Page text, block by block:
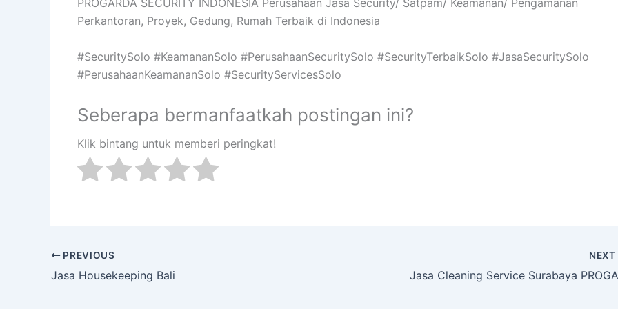
PROGARDA SECURITY INDONESIA Perusahaan Jasa Security/ Satpam/ Keamanan/ Pengamanan
Perkantoran, Proyek, Gedung, Rumah Terbaik di Indonesia
#SecuritySolo #KeamananSolo #PerusahaanSecuritySolo #SecurityTerbaikSolo #JasaSecuritySolo
#PerusahaanKeamananSolo #SecurityServicesSolo
Seberapa bermanfaatkah postingan ini?
Klik bintang untuk memberi peringkat!
PREVIOUS
Jasa Housekeeping Bali
NEXT